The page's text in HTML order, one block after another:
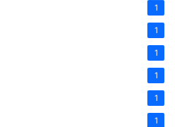
1
1
1
1
1
1